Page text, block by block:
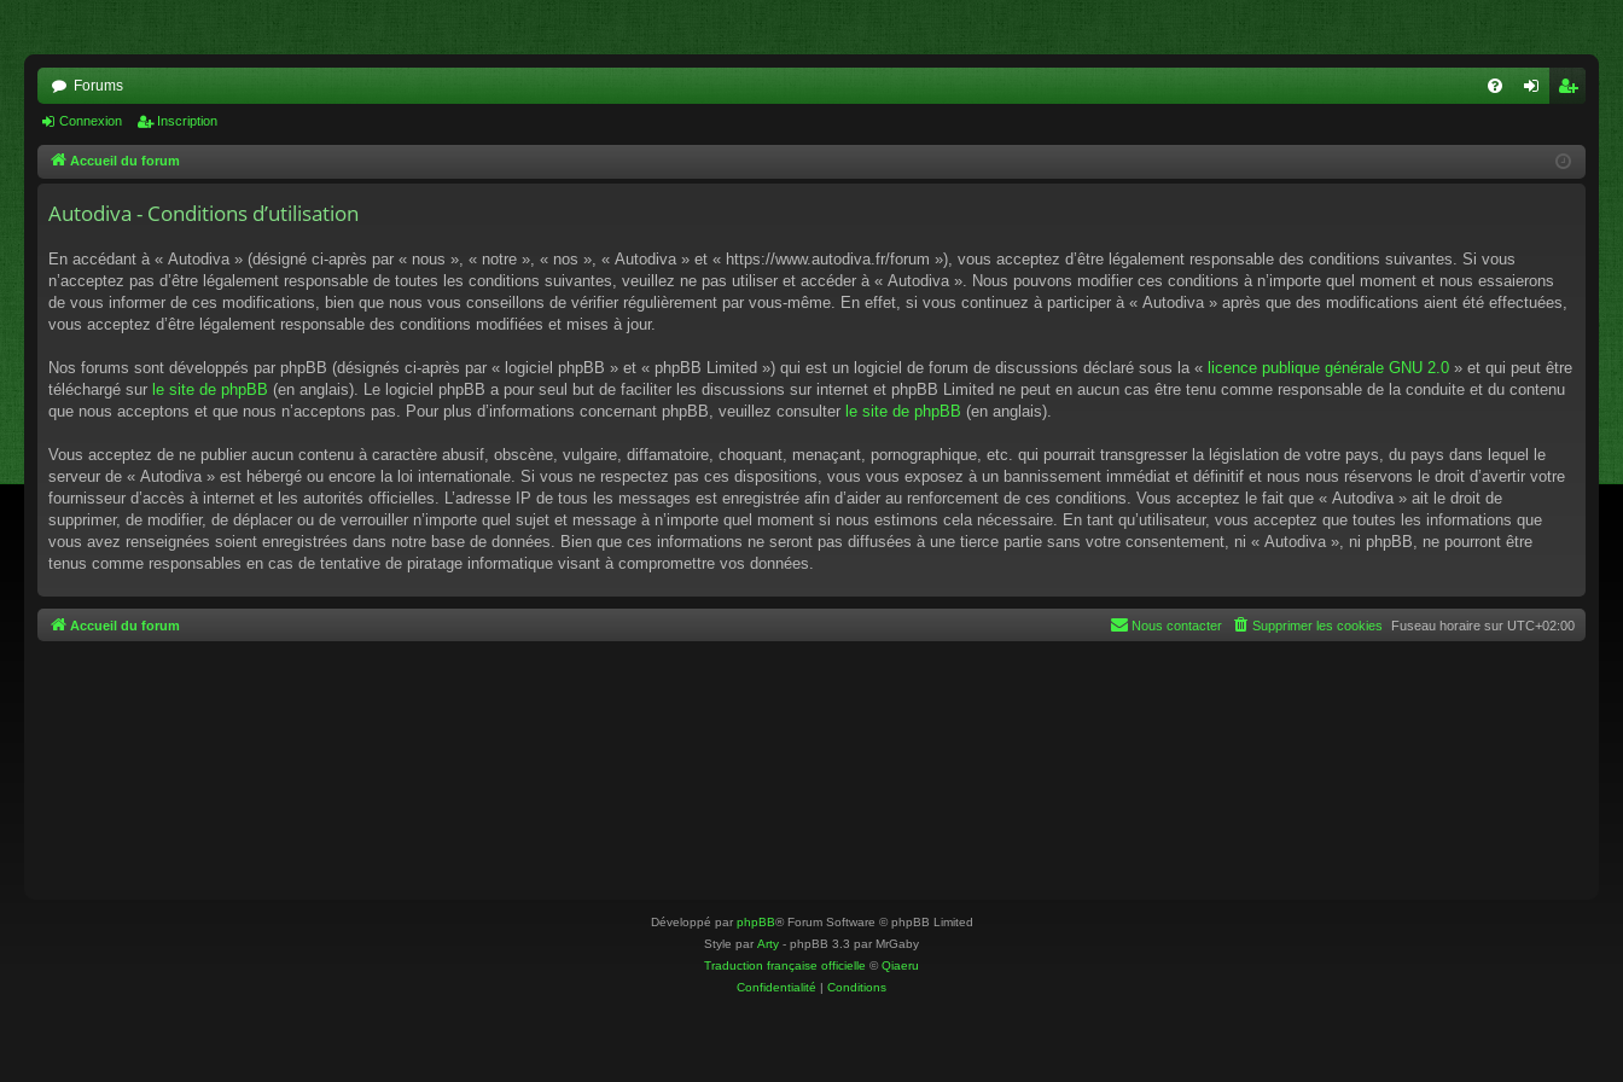
Forums
cri
Connexion Inscription
Accueil du forum
Autodiva - Conditions d’utilisation
En accédant à « Autodiva » (désigné ci-après par « nous », « notre », « nos », « Autodiva » et « https://www.autodiva.fr/forum »), vous acceptez d’être légalement responsable des conditions suivantes. Si vous
n’acceptez pas d’être légalement responsable de toutes les conditions suivantes, veuillez ne pas utiliser et accéder à « Autodiva ». Nous pouvons modifier ces conditions à n’importe quel moment et nous essaierons
de vous informer de ces modifications, bien que nous vous conseillons de vérifier régulièrement par vous-même. En effet, si vous continuez à participer à « Autodiva » après que des modifications aient été effectuées,
vous acceptez d’être légalement responsable des conditions modifiées et mises à jour.
Nos forums sont développés par phpBB (désignés ci-après par « logiciel phpBB » et « phpBB Limited ») qui est un logiciel de forum de discussions déclaré sous la « licence publique générale GNU 2.0 » et qui peut être
téléchargé sur le site de phpBB (en anglais). Le logiciel phpBB a pour seul but de faciliter les discussions sur internet et phpBB Limited ne peut en aucun cas être tenu comme responsable de la conduite et du contenu
que nous acceptons et que nous n’acceptons pas. Pour plus d’informations concernant phpBB, veuillez consulter le site de phpBB (en anglais).
Vous acceptez de ne publier aucun contenu à caractère abusif, obscène, vulgaire, diffamatoire, choquant, menaçant, pornographique, etc. qui pourrait transgresser la législation de votre pays, du pays dans lequel le
serveur de « Autodiva » est hébergé ou encore la loi internationale. Si vous ne respectez pas ces dispositions, vous vous exposez à un bannissement immédiat et définitif et nous nous réservons le droit d’avertir votre
fournisseur d’accès à internet et les autorités officielles. L’adresse IP de tous les messages est enregistrée afin d’aider au renforcement de ces conditions. Vous acceptez le fait que « Autodiva » ait le droit de
supprimer, de modifier, de déplacer ou de verrouiller n’importe quel sujet et message à n’importe quel moment si nous estimons cela nécessaire. En tant qu’utilisateur, vous acceptez que toutes les informations que
vous avez renseignées soient enregistrées dans notre base de données. Bien que ces informations ne seront pas diffusées à une tierce partie sans votre consentement, ni « Autodiva », ni phpBB, ne pourront être
tenus comme responsables en cas de tentative de piratage informatique visant à compromettre vos données.
Accueil du forum Fuseau horaire sur UTC+02:00
Supprimer les cookies
Nous contacter
Développé par phpBB® Forum Software © phpBB Limited
Style par Arty - phpBB 3.3 par MrGaby
Traduction française officielle ©Qiaeru
Confidentialité | Conditions